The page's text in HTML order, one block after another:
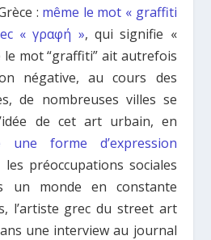
: même le mot « graffiti
« γραφή », qui signifie «
le mot “graffiti” ait autrefois
négative, au cours des
de nombreuses villes se
de cet art urbain, en
une forme d’expression
préoccupations sociales
un monde en constante
l’artiste grec du street art
une interview au journal